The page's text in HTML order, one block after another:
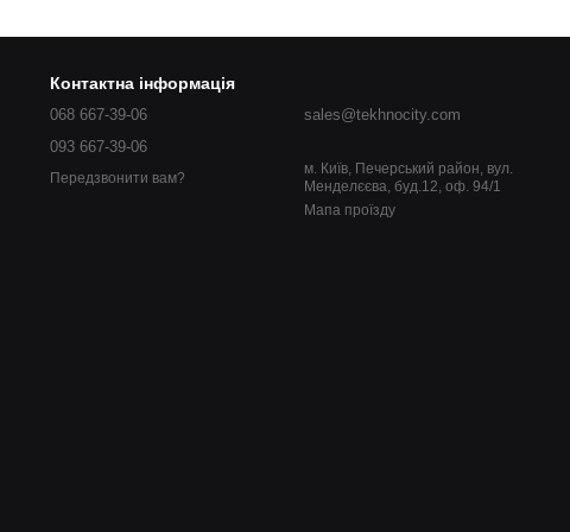
Контактна інформація
068 667-39-06
093 667-39-06
Передзвонити вам?
sales@tekhnocity.com
м. Київ, Печерський район, вул.
Менделєєва, буд.12, оф. 94/1
Мапа проїзду